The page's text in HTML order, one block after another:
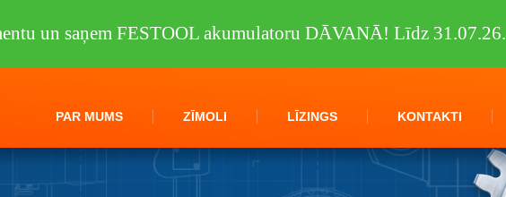
PAR MUMS ZĪMOLI LĪZINGS KONTAKTI
un saņem FESTOOL akumulatoru DĀVANĀ! Līdz 31.07.26.